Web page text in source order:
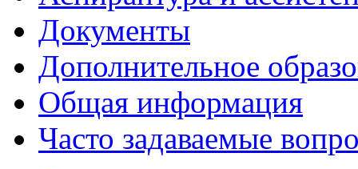
Документы
Дополнительное
Общая информация
Часто задаваемые